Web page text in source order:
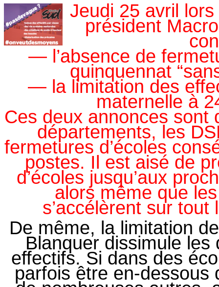
Jeudi 25 avril
président
— l’absence de
quinquennat
— la limitation des
maternelle à
Ces deux annonces sont
départements, les
fermetures d’écoles
postes. Il est aisé de
d’écoles jusqu’aux
alors même que
s’accélèrent sur
De même, la limitation
Blanquer dissimule
effectifs. Si dans des
parfois être en-dessous